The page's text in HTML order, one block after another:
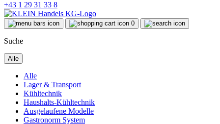
+43 1 29 31 33 8
0
Suche
Alle
Alle
Lager & Transport
Kühltechnik
Haushalts-Kühltechnik
Ausgelaufene Modelle
Gastronorm System